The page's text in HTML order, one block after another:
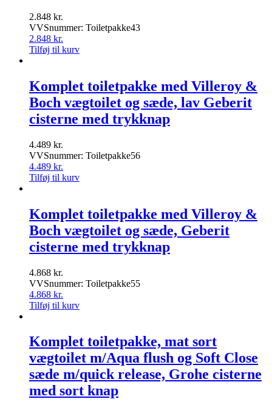
2.848 kr.
VVSnummer: Toiletpakke43
2.848 kr.
Tilføj til kurv
Komplet toiletpakke med Villeroy &
Boch vægtoilet og sæde, lav Geberit
cisterne med trykknap
4.489 kr.
VVSnummer: Toiletpakke56
4.489 kr.
Tilføj til kurv
Komplet toiletpakke med Villeroy &
Boch vægtoilet og sæde, Geberit
cisterne med trykknap
4.868 kr.
VVSnummer: Toiletpakke55
4.868 kr.
Tilføj til kurv
Komplet toiletpakke, mat sort
vægtoilet m/Aqua flush og Soft Close
sæde m/quick release, Grohe cisterne
med sort knap